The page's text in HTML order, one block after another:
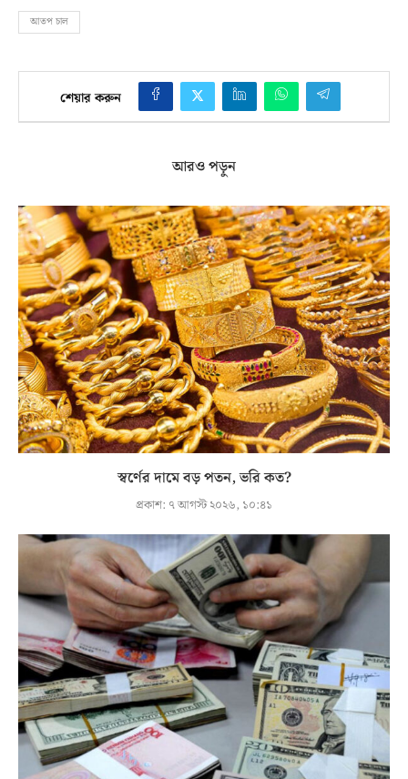
আতপ চাল
শেয়ার করুন
আরও পড়ুন
স্বর্ণের দামে বড় পতন, ভরি কত?
প্রকাশ: ৭ আগস্ট ২০২৬, ১০:৪১